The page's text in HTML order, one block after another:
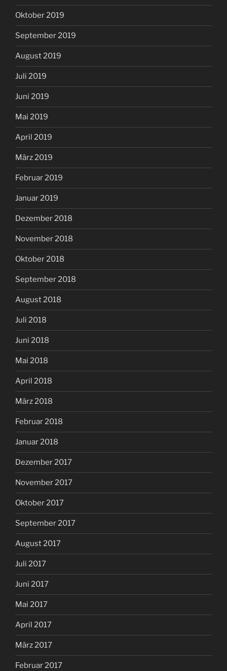
Oktober 2019
September 2019
August 2019
Juli 2019
Juni 2019
Mai 2019
April 2019
März 2019
Februar 2019
Januar 2019
Dezember 2018
November 2018
Oktober 2018
September 2018
August 2018
Juli 2018
Juni 2018
Mai 2018
April 2018
März 2018
Februar 2018
Januar 2018
Dezember 2017
November 2017
Oktober 2017
September 2017
August 2017
Juli 2017
Juni 2017
Mai 2017
April 2017
März 2017
Februar 2017